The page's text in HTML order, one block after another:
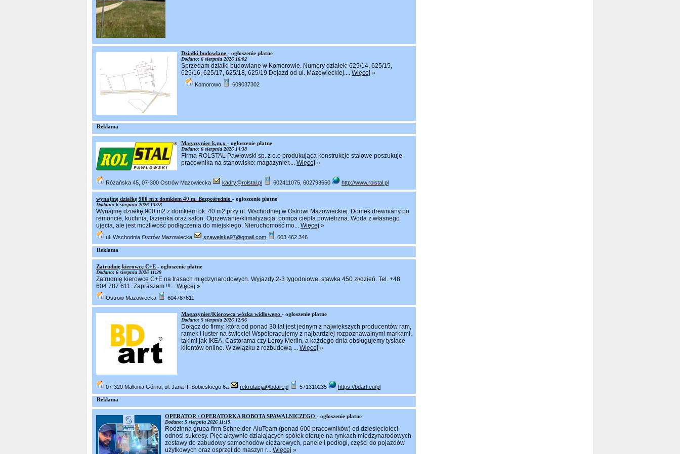
Działki budowlane - ogłoszenie płatne
Dodano: 6 sierpnia 2026 16:02
Sprzedam działki budowlane w Komorowie. Numery działek: 625/14, 625/15,
625/16, 625/17, 625/18, 625/19 Dojazd od ul. Mazowieckiej.... Więcej »
Komorowo 609037302
Reklama
Magazynier k,m,x - ogłoszenie płatne
Dodano: 6 sierpnia 2026 14:38
Firma ROLSTAL Pawłowski sp. z o.o produkująca konstrukcje stalowe poszukuje
pracownika na stanowisko: magazynier.... Więcej »
Różańska 45, 07-300 Ostrów Mazowiecka kadry@rolstal.pl 602411075, 602793650 http://www.rolstal.pl
wynajmę działkę 900 m z domkiem 40 m. Bezpośrednio - ogłoszenie płatne
Dodano: 6 sierpnia 2026 13:28
Wynajmę działkę 900 m2 z domkiem ok. 40 m2 przy ul. Wschodniej w Ostrowi Mazowieckiej. Domek drewniany po
remoncie, kuchnia, łazienka oraz salon. Ogrzewanie/klimatyzacja: pompa ciepła powietrzna. Woda z własnego
ujęcia, ale jest możliwość podłączenia do miejskiego. Nieruchomość mo... Więcej »
ul. Wschodnia Ostrów Mazowiecka szawelska97@gmail.com 603 462 346
Reklama
Zatrudnię kierowcę C+E - ogłoszenie płatne
Dodano: 6 sierpnia 2026 11:29
Zatrudnię kierowcę C+E na trasach międzynarodowych. Wyjazdy 2-3 tygodniowe, stawka 450 zł/dzień. Tel. +48
604 787 611. Zapraszam !!!... Więcej »
Ostrow Mazowiecka 604787611
Magazynier/Kierowca wózka widłowego - ogłoszenie płatne
Dodano: 5 sierpnia 2026 12:56
Dołącz do firmy, która od ponad 30 lat jest jednym z największych producentów ram,
ramek i luster na świecie! Współpracujemy z najbardziej rozpoznawalnymi markami,
takimi jak IKEA, Castorama czy Leroy Merlin, a każdego dnia obsługujemy tysiące
klientów online. W związku z rozbudową ... Więcej »
07-320 Małkinia Górna, ul. Jana III Sobieskiego 6a rekrutacja@bdart.pl 571310235 https://bdart.eu/pl
Reklama
OPERATOR / OPERATORKA ROBOTA SPAWALNICZEGO - ogłoszenie płatne
Dodano: 5 sierpnia 2026 11:19
Rodzinna grupa firm Schneider-AluTeam (ponad 600 pracowników) od dziesięcioleci
odnosi sukcesy. Pięć aktywnie działających spółek oferuje na rynkach międzynarodowych
zestawy do zabudowy samochodów ciężarowych, panele i podłogi, części do pojazdów
użytkowych oraz osprzęt do maszyn r... Więcej »